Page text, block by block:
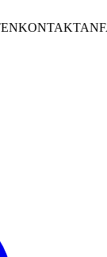
KONTAKT